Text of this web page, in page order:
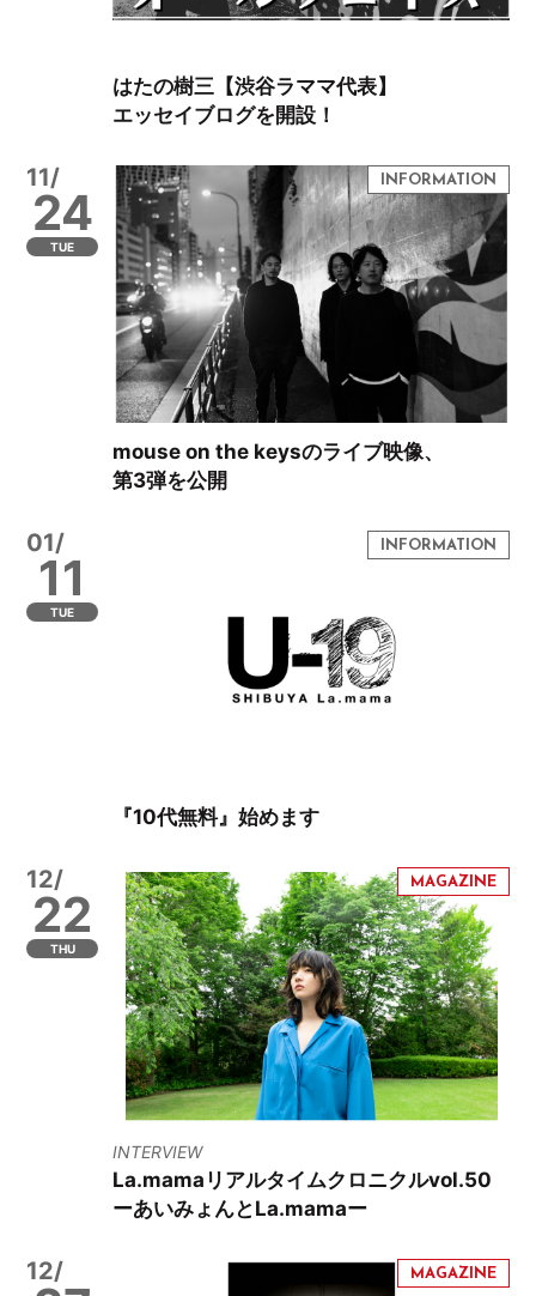
はたの樹三【渋谷ラママ代表】
エッセイブログを開設！
11/
24
TUE
mouse on the keysのライブ映像、
第3弾を公開
01/
11
TUE
『10代無料』始めます
12/
22
THU
INTERVIEW
La.mamaリアルタイムクロニクルvol.50
ーあいみょんとLa.mamaー
12/